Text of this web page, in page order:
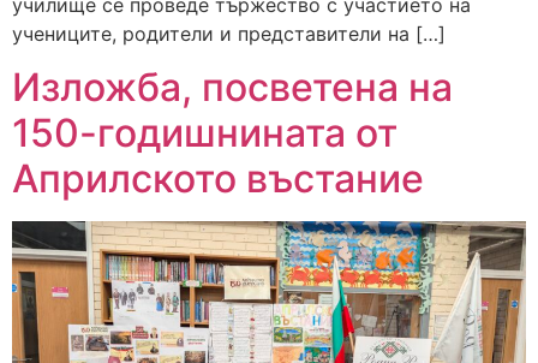
учениците, родители и представители на […]
Изложба, посветена на
150-годишнината от
Априлското въстание